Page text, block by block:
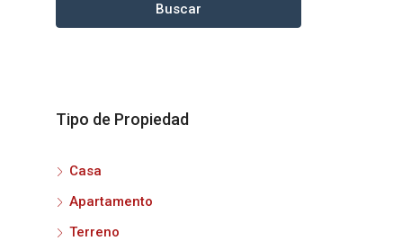
Buscar
Tipo de Propiedad
Casa
Apartamento
Terreno